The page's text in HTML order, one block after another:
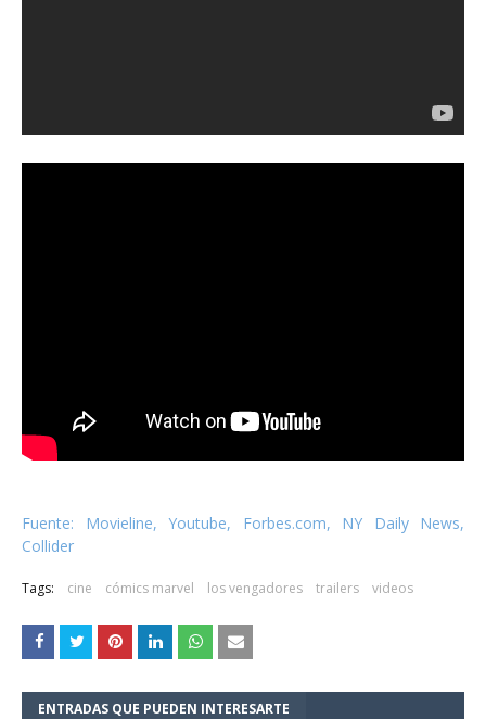
Fuente: Movieline, Youtube, Forbes.com, NY Daily News,
Collider
Tags: cine cómics marvel los vengadores trailers videos
ENTRADAS QUE PUEDEN INTERESARTE